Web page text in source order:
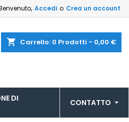
Accedi o Crea un account
shopping_cart Carrello: 0 Prodotti - 0,00 €
DI
CONTATTO